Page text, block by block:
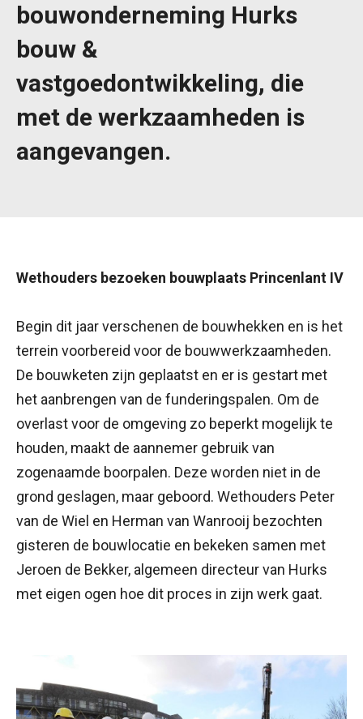
bouwonderneming Hurks
bouw &
vastgoedontwikkeling, die
met de werkzaamheden is
aangevangen.
Wethouders bezoeken bouwplaats Princenlant IV
Begin dit jaar verschenen de bouwhekken en is het
terrein voorbereid voor de bouwwerkzaamheden.
De bouwketen zijn geplaatst en er is gestart met
het aanbrengen van de funderingspalen. Om de
overlast voor de omgeving zo beperkt mogelijk te
houden, maakt de aannemer gebruik van
zogenaamde boorpalen. Deze worden niet in de
grond geslagen, maar geboord. Wethouders Peter
van de Wiel en Herman van Wanrooij bezochten
gisteren de bouwlocatie en bekeken samen met
Jeroen de Bekker, algemeen directeur van Hurks
met eigen ogen hoe dit proces in zijn werk gaat.